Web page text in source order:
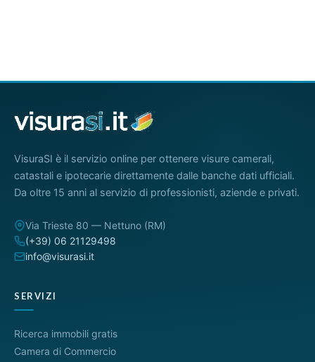
VisuraSI è il servizio online per ottenere visure camerali,
catastali e ipotecarie direttamente dalle banche dati ufficiali.
Da oltre 15 anni al servizio di professionisti, aziende e privati.
Via Trieste 80 — Nettuno (RM)
(+39) 06 21129498
info@visurasi.it
SERVIZI
Ricerca immobili gratis
Camera di Commercio